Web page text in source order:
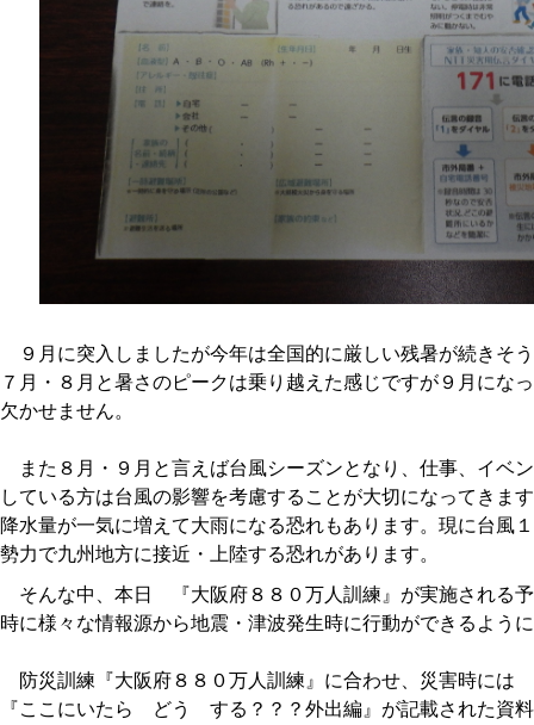
９月に突入しましたが今年は全国的に厳しい残暑が続きそ
７月・８月と暑さのピークは乗り越えた感じですが９月にな
欠かせません。
また８月・９月と言えば台風シーズンとなり、仕事、イベ
している方は台風の影響を考慮することが大切になってきま
降水量が一気に増えて大雨になる恐れもあります。現に台風
勢力で九州地方に接近・上陸する恐れがあります。
そんな中、本日 『大阪府８８０万人訓練』が実施される
時に様々な情報源から地震・津波発生時に行動ができるよう
防災訓練『大阪府８８０万人訓練』に合わせ、災害時には
『ここにいたら どう する？？？外出編』が記載された資